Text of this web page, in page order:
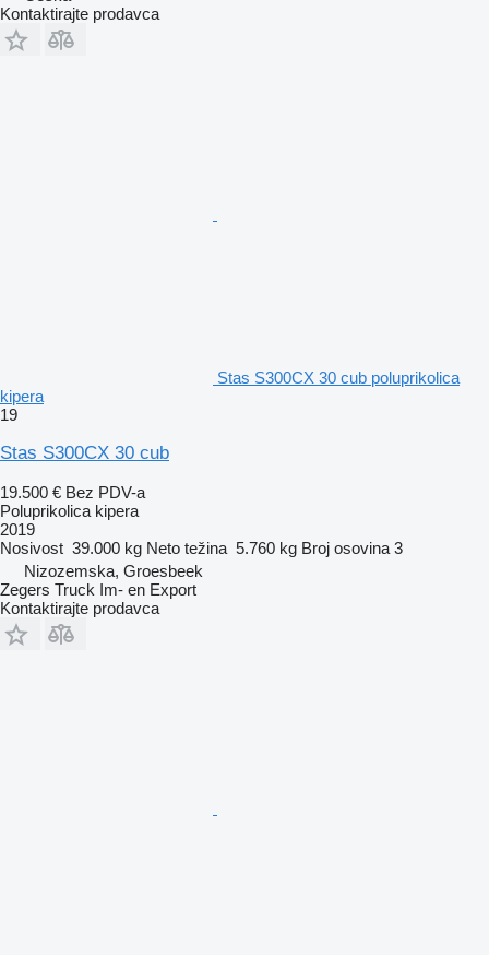
Kontaktirajte prodavca
Stas S300CX 30 cub poluprikolica
kipera
19
Stas S300CX 30 cub
19.500 € Bez PDV-a
Poluprikolica kipera
2019
Nosivost 39.000 kg Neto težina 5.760 kg Broj osovina 3
Nizozemska, Groesbeek
Zegers Truck Im- en Export
Kontaktirajte prodavca